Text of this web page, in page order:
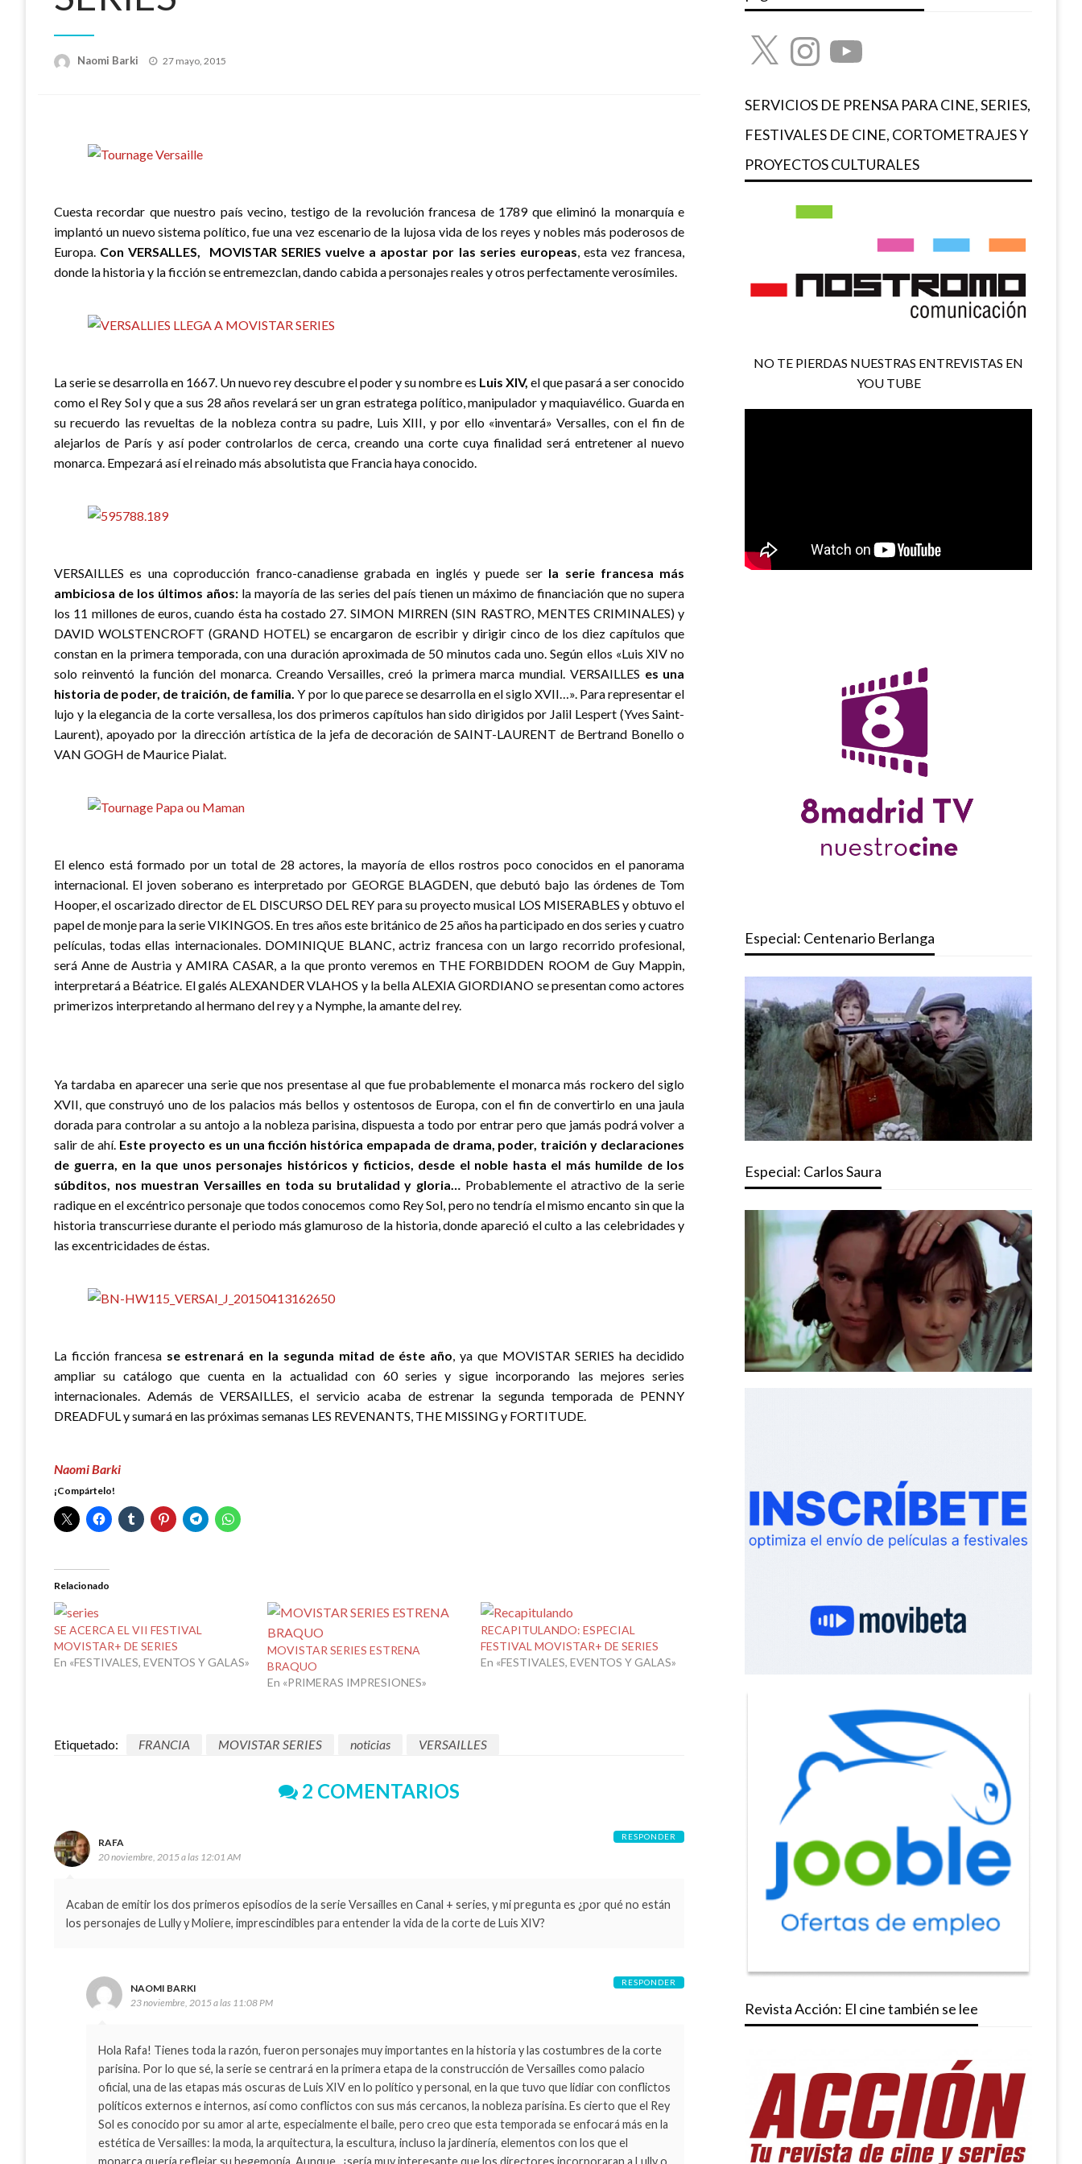
Naomi Barki
Publicado
27 mayo, 2015
Cuesta recordar que nuestro país vecino, testigo de la revolución francesa de 1789 que eliminó la monarquía e
implantó un nuevo sistema político, fue una vez escenario de la lujosa vida de los reyes y nobles más poderosos de
Europa. Con VERSALLES, MOVISTAR SERIES vuelve a apostar por las series europeas, esta vez francesa,
donde la historia y la ficción se entremezclan, dando cabida a personajes reales y otros perfectamente verosímiles.
La serie se desarrolla en 1667. Un nuevo rey descubre el poder y su nombre es Luis XIV, el que pasará a ser conocido
como el Rey Sol y que a sus 28 años revelará ser un gran estratega político, manipulador y maquiavélico. Guarda en
su recuerdo las revueltas de la nobleza contra su padre, Luis XIII, y por ello «inventará» Versalles, con el fin de
alejarlos de París y así poder controlarlos de cerca, creando una corte cuya finalidad será entretener al nuevo
monarca. Empezará así el reinado más absolutista que Francia haya conocido.
VERSAILLES es una coproducción franco-canadiense grabada en inglés y puede ser la serie francesa más
ambiciosa de los últimos años: la mayoría de las series del país tienen un máximo de financiación que no supera
los 11 millones de euros, cuando ésta ha costado 27. SIMON MIRREN (SIN RASTRO, MENTES CRIMINALES) y
DAVID WOLSTENCROFT (GRAND HOTEL) se encargaron de escribir y dirigir cinco de los diez capítulos que
constan en la primera temporada, con una duración aproximada de 50 minutos cada uno. Según ellos «Luis XIV no
solo reinventó la función del monarca. Creando Versailles, creó la primera marca mundial. VERSAILLES es una
historia de poder, de traición, de familia. Y por lo que parece se desarrolla en el siglo XVII…». Para representar el
lujo y la elegancia de la corte versallesa, los dos primeros capítulos han sido dirigidos por Jalil Lespert (Yves Saint-
Laurent), apoyado por la dirección artística de la jefa de decoración de SAINT-LAURENT de Bertrand Bonello o
VAN GOGH de Maurice Pialat.
El elenco está formado por un total de 28 actores, la mayoría de ellos rostros poco conocidos en el panorama
internacional. El joven soberano es interpretado por GEORGE BLAGDEN, que debutó bajo las órdenes de Tom
Hooper, el oscarizado director de EL DISCURSO DEL REY para su proyecto musical LOS MISERABLES y obtuvo el
papel de monje para la serie VIKINGOS. En tres años este británico de 25 años ha participado en dos series y cuatro
películas, todas ellas internacionales. DOMINIQUE BLANC, actriz francesa con un largo recorrido profesional,
será Anne de Austria y AMIRA CASAR, a la que pronto veremos en THE FORBIDDEN ROOM de Guy Mappin,
interpretará a Béatrice. El galés ALEXANDER VLAHOS y la bella ALEXIA GIORDIANO se presentan como actores
primerizos interpretando al hermano del rey y a Nymphe, la amante del rey.
Ya tardaba en aparecer una serie que nos presentase al que fue probablemente el monarca más rockero del siglo
XVII, que construyó uno de los palacios más bellos y ostentosos de Europa, con el fin de convertirlo en una jaula
dorada para controlar a su antojo a la nobleza parisina, dispuesta a todo por entrar pero que jamás podrá volver a
salir de ahí.Este proyecto es un una ficción histórica empapada de drama, poder, traición y declaraciones
de guerra, en la que unos personajes históricos y ficticios, desde el noble hasta el más humilde de los
súbditos, nos muestran Versailles en toda su brutalidad y gloria… Probablemente el atractivo de la serie
radique en el excéntrico personaje que todos conocemos como Rey Sol, pero no tendría el mismo encanto sin que la
historia transcurriese durante el periodo más glamuroso de la historia, donde apareció el culto a las celebridades y
las excentricidades de éstas.
La ficción francesa se estrenará en la segunda mitad de éste año, ya que MOVISTAR SERIES ha decidido
ampliar su catálogo que cuenta en la actualidad con 60 series y sigue incorporando las mejores series
internacionales. Además de VERSAILLES, el servicio acaba de estrenar la segunda temporada de PENNY
DREADFUL y sumará en las próximas semanas LES REVENANTS, THE MISSING y FORTITUDE.
Naomi Barki
¡Compártelo!
Relacionado
SE ACERCA EL VII FESTIVAL
MOVISTAR+ DE SERIES
En «FESTIVALES, EVENTOS Y GALAS»
MOVISTAR SERIES ESTRENA
BRAQUO
En «PRIMERAS IMPRESIONES»
RECAPITULANDO: ESPECIAL
FESTIVAL MOVISTAR+ DE SERIES
En «FESTIVALES, EVENTOS Y GALAS»
Etiquetado: FRANCIA MOVISTAR SERIES noticias VERSAILLES
2 COMENTARIOS
RAFA
20 noviembre, 2015 a las 12:01 AM
Acaban de emitir los dos primeros episodios de la serie Versailles en Canal + series, y mi pregunta es ¿por qué no están
los personajes de Lully y Moliere, imprescindibles para entender la vida de la corte de Luis XIV?
RESPONDER
NAOMI BARKI
23 noviembre, 2015 a las 11:08 PM
Hola Rafa! Tienes toda la razón, fueron personajes muy importantes en la historia y las costumbres de la corte
parisina. Por lo que sé, la serie se centrará en la primera etapa de la construcción de Versailles como palacio
oficial, una de las etapas más oscuras de Luis XIV en lo político y personal, en la que tuvo que lidiar con conflictos
políticos externos e internos, así como conflictos con sus más cercanos, la nobleza parisina. Es cierto que el Rey
Sol es conocido por su amor al arte, especialmente el baile, pero creo que esta temporada se enfocará más en la
estética de Versailles: la moda, la arquitectura, la escultura, incluso la jardinería, elementos con los que el
monarca quería reflejar su hegemonía. Aunque , ¡sería muy interesante que los directores incorporaran a Lully o
RESPONDER
X InstagramYouTube
SERVICIOS DE PRENSA PARA CINE, SERIES,
FESTIVALES DE CINE, CORTOMETRAJES Y
PROYECTOS CULTURALES
NO TE PIERDAS NUESTRAS ENTREVISTAS EN
YOU TUBE
Especial: Centenario Berlanga
Especial: Carlos Saura
Revista Acción: El cine también se lee